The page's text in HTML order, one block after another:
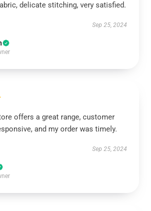
delicate stitching, very satisfied.
Sep 25, 2024
offers a great range, customer
and my order was timely.
Sep 25, 2024